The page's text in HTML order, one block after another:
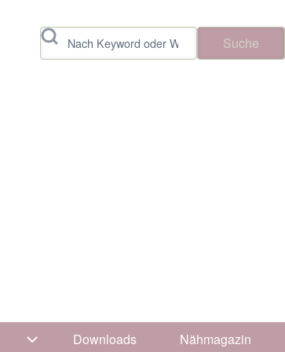
Suche
Tipps & Tricks
Unternavigation von Stoff Fibel
Downloads Nähmagazin